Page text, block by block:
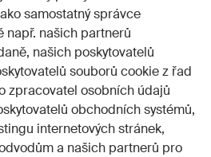
samostatný správce
např. našich partnerů
našich poskytovatelů
souborů cookie z řad
zpracovatel osobních údajů
obchodních systémů,
internetových stránek,
a našich partnerů pro